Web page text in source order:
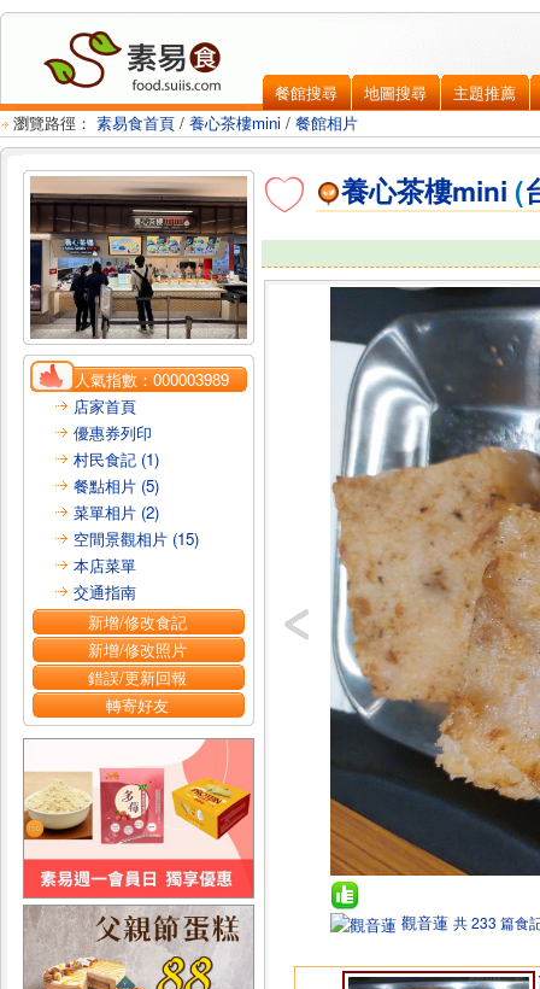
餐館搜尋 地圖搜尋
主題推薦
瀏覽路徑： 素易食首頁 / 養心茶樓mini / 餐館相片
人氣指數：000003989
店家首頁
優惠券列印
村民食記 (1)
餐點相片 (5)
菜單相片 (2)
空間景觀相片 (15)
本店菜單
交通指南
新增/修改食記
新增/修改照片
錯誤/更新回報
轉寄好友
養心茶樓mini (
觀音蓮 共 233 篇食